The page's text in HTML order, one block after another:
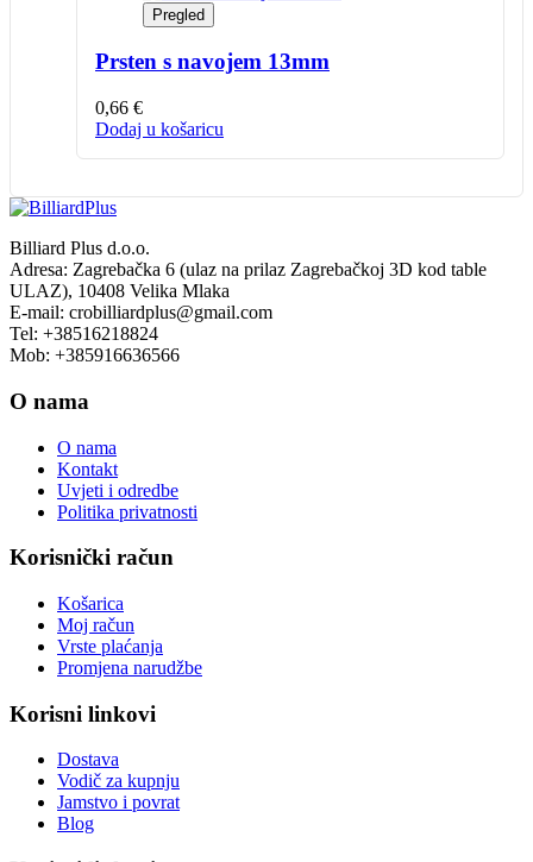
Pregled
Prsten s navojem 13mm
0,66 €
Dodaj u košaricu
Billiard Plus d.o.o.
Adresa: Zagrebačka 6 (ulaz na prilaz Zagrebačkoj 3D kod table
ULAZ), 10408 Velika Mlaka
E-mail: crobilliardplus@gmail.com
Tel: +38516218824
Mob: +385916636566
O nama
O nama
Kontakt
Uvjeti i odredbe
Politika privatnosti
Korisnički račun
Košarica
Moj račun
Vrste plaćanja
Promjena narudžbe
Korisni linkovi
Dostava
Vodič za kupnju
Jamstvo i povrat
Blog